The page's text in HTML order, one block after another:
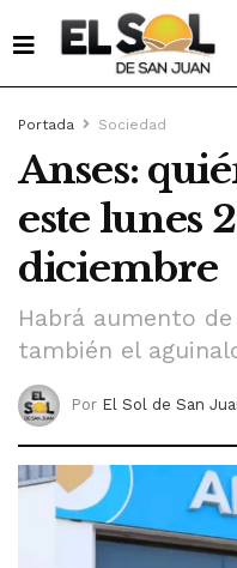
Portada Sociedad
Anses:
este lunes
diciembre
Habrá aumento
también el
Por El Sol de San